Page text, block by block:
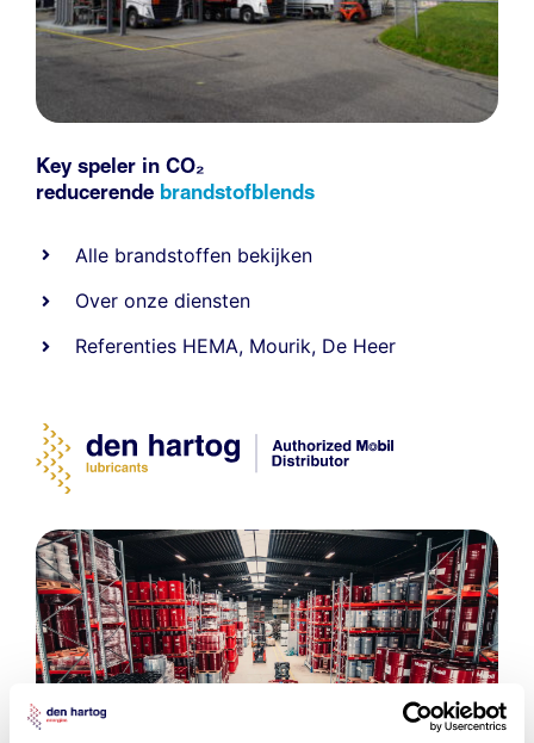
Key speler in CO₂
reducerende brandstofblends
Alle brandstoffen bekijken
Over onze diensten
Referenties HEMA, Mourik, De Heer